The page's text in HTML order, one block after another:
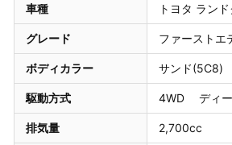
車種 トヨタ ラン
グレード ファーストエ
ボディカラー サンド(5C8)
駆動方式 4WD ディー
排気量 2,700cc